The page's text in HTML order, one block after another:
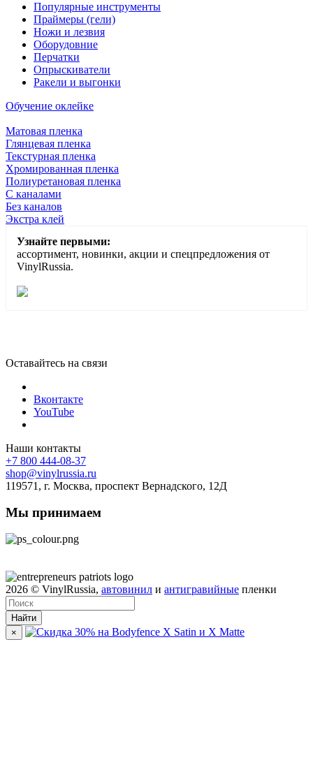
Популярные инструменты
Праймеры (гели)
Ножи и лезвия
Оборудовние
Перчатки
Опрыскиватели
Ракели и выгонки
Обучение оклейке
Матовая пленка
Глянцевая пленка
Текстурная пленка
Хромированная пленка
Полиуретановая пленка
С каналами
Без каналов
Экстра клей
Узнайте первыми:
ассортимент, новинки, акции и спецпредложения от
VinylRussia.
Оставайтесь на связи
Вконтакте
YouTube
Наши контакты
+7 800 444-08-37
shop@vinylrussia.ru
119571, г. Москва, проспект Вернадского, 12Д
Мы принимаем
2026 © VinylRussia, автовинил и антигравийные пленки
Найти
×